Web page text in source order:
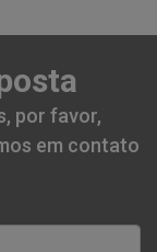
por favor,
em contato